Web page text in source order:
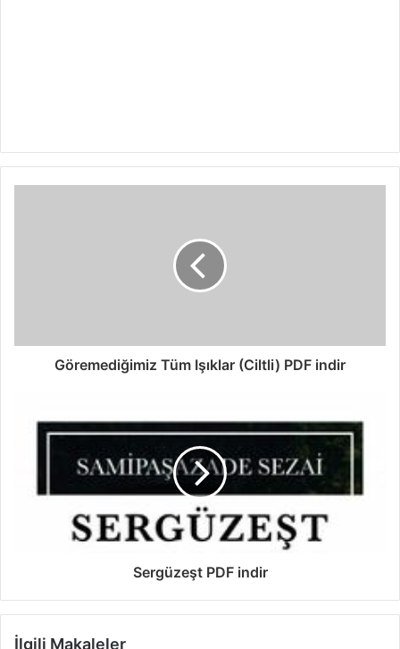
Göremediğimiz Tüm Işıklar (Ciltli) PDF indir
Sergüzeşt PDF indir
İlgili Makaleler